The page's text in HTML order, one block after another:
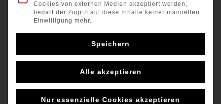
Wie jedes Jahr wurde in Geierswalde der „Goldene
unserem Verein daran teil. Am Samstag gab es
mehrere Startversuche, aber auf Grund extremer
Cookies von externen Medien akzeptiert werden,
bedarf der Zugriff auf diese Inhalte keiner manuellen
Einwilligung mehr.
Speichern
Alle akzeptieren
Nur essenzielle Cookies akzeptieren